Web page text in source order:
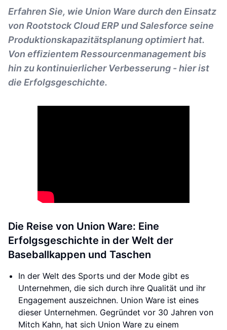
Erfahren Sie, wie Union Ware durch den Einsatz
von Rootstock Cloud ERP und Salesforce seine
Produktionskapazitätsplanung optimiert hat.
Von effizientem Ressourcenmanagement bis
hin zu kontinuierlicher Verbesserung - hier ist
die Erfolgsgeschichte.
Die Reise von Union Ware: Eine
Erfolgsgeschichte in der Welt der
Baseballkappen und Taschen
In der Welt des Sports und der Mode gibt es
Unternehmen, die sich durch ihre Qualität und ihr
Engagement auszeichnen. Union Ware ist eines
dieser Unternehmen. Gegründet vor 30 Jahren von
Mitch Kahn, hat sich Union Ware zu einem